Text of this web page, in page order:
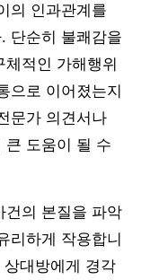
의 인과관계를
단순히 불쾌감을
적인 가해행위
으로 이어졌는지
문가 의견서나
큰 도움이 될 수
건의 본질을 파악
리하게 작용합니
대방에게 경각